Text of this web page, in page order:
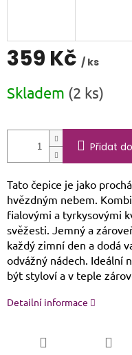
359 Kč / ks
cena:
Skladem (2 ks)
Přidat
Tato čepice je jako
hvězdným nebem.
fialovými a tyrkysovými
svěžesti. Jemný a
každý zimní den a dodá
odvážný nádech. Ideální
být styloví a v teple
Detailní informace